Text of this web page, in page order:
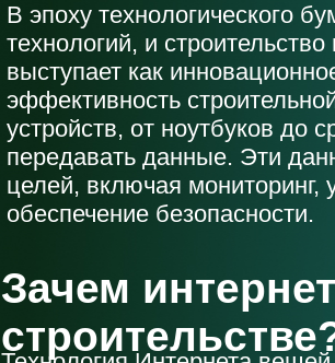
В эпоху технологического
технологий, и
выступает как
эффективность
устройств, от ноутбуков до
передавать данные. Эти
целей, включая мониторинг,
обеспечение безопасности.
Зачем